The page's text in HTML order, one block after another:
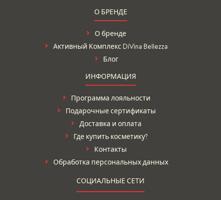
О БРЕНДЕ
О бренде
Активный Комплекс DiVina Bellezza
Блог
ИНФОРМАЦИЯ
Программа лояльности
Подарочные сертификаты
Доставка и оплата
Где купить косметику?
Контакты
Обработка персональных данных
СОЦИАЛЬНЫЕ СЕТИ